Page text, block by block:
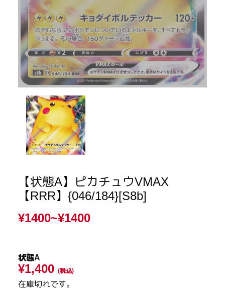
【状態A】ピカチュウVMAX
【RRR】{046/184}[S8b]
¥1400~¥1400
状態A
¥1,400 (税込)
在庫切れです。